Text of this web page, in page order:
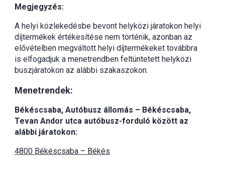
Megjegyzés:
A helyi közlekedésbe bevont helyközi járatokon helyi
díjtermékek értékesítése nem történik, azonban az
elővételben megváltott helyi díjtermékeket továbbra
is elfogadjuk a menetrendben feltüntetett helyközi
buszjáratokon az alábbi szakaszokon.
Menetrendek:
Békéscsaba, Autóbusz állomás – Békéscsaba,
Tevan Andor utca autóbusz-forduló között az
alábbi járatokon:
4800 Békéscsaba – Békés